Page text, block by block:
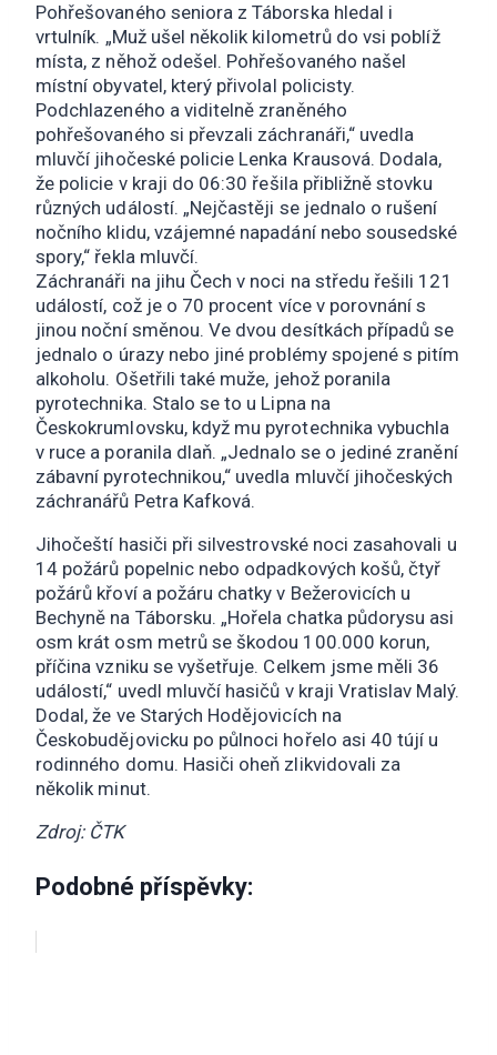
Pohřešovaného seniora z Táborska hledal i
vrtulník. „Muž ušel několik kilometrů do vsi poblíž
místa, z něhož odešel. Pohřešovaného našel
místní obyvatel, který přivolal policisty.
Podchlazeného a viditelně zraněného
pohřešovaného si převzali záchranáři,“ uvedla
mluvčí jihočeské policie Lenka Krausová. Dodala,
že policie v kraji do 06:30 řešila přibližně stovku
různých událostí. „Nejčastěji se jednalo o rušení
nočního klidu, vzájemné napadání nebo sousedské
spory,“ řekla mluvčí.
Záchranáři na jihu Čech v noci na středu řešili 121
událostí, což je o 70 procent více v porovnání s
jinou noční směnou. Ve dvou desítkách případů se
jednalo o úrazy nebo jiné problémy spojené s pitím
alkoholu. Ošetřili také muže, jehož poranila
pyrotechnika. Stalo se to u Lipna na
Českokrumlovsku, když mu pyrotechnika vybuchla
v ruce a poranila dlaň. „Jednalo se o jediné zranění
zábavní pyrotechnikou,“ uvedla mluvčí jihočeských
záchranářů Petra Kafková.
Jihočeští hasiči při silvestrovské noci zasahovali u
14 požárů popelnic nebo odpadkových košů, čtyř
požárů křoví a požáru chatky v Bežerovicích u
Bechyně na Táborsku. „Hořela chatka půdorysu asi
osm krát osm metrů se škodou 100.000 korun,
příčina vzniku se vyšetřuje. Celkem jsme měli 36
událostí,“ uvedl mluvčí hasičů v kraji Vratislav Malý.
Dodal, že ve Starých Hodějovicích na
Českobudějovicku po půlnoci hořelo asi 40 tújí u
rodinného domu. Hasiči oheň zlikvidovali za
několik minut.
Zdroj: ČTK
Podobné příspěvky: